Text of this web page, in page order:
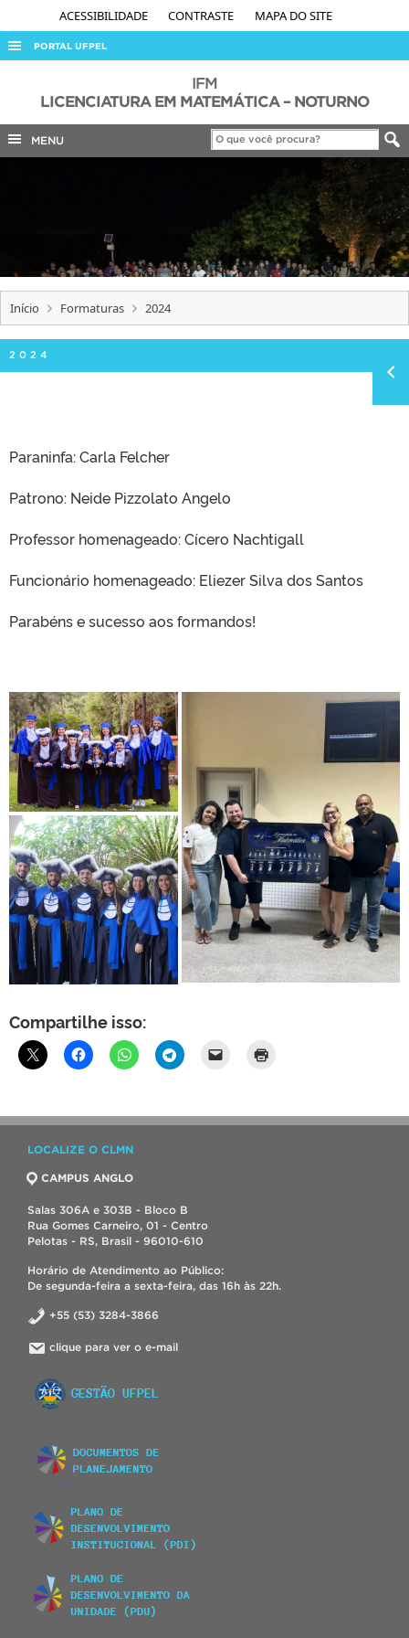
ACESSIBILIDADE CONTRASTE MAPA DO SITE
PORTAL UFPEL
AUDITORIA
COBALTO
INTERNACIONAL
OUVIDORIA
PORTARIAS
TELEFONES
IFM
LICENCIATURA EM MATEMÁTICA – NOTURNO
MENU
Início Formaturas 2024
2024
Paraninfa: Carla Felcher
Patrono: Neide Pizzolato Angelo
Professor homenageado: Cícero Nachtigall
Funcionário homenageado: Eliezer Silva dos Santos
Parabéns e sucesso aos formandos!
Compartilhe isso:
LOCALIZE O CLMN
CAMPUS ANGLO
Salas 306A e 303B - Bloco B
Rua Gomes Carneiro, 01 - Centro
Pelotas - RS, Brasil - 96010-610
Horário de Atendimento ao Público:
De segunda-feira a sexta-feira, das 16h às 22h.
+55 (53) 3284-3866
clique para ver o e-mail